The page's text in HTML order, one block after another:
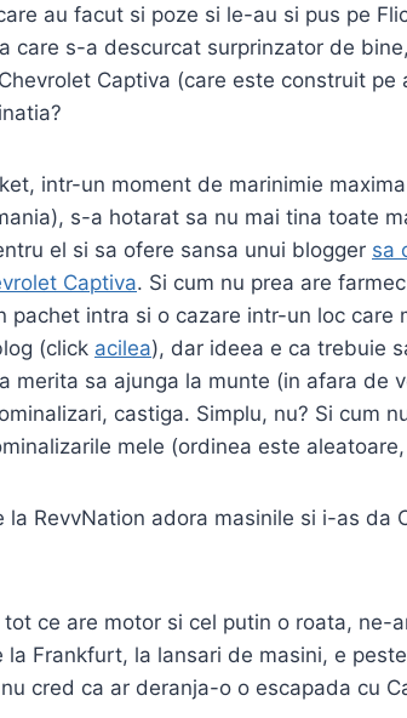
au facut si poze si le-au si pus pe
care s-a descurcat surprinzator de
Captiva (care este construit pe
intr-un moment de marinimie
s-a hotarat sa nu mai tina toate
el si sa ofere sansa unui blogger sa
Captiva. Si cum nu prea are
pachet intra si o cazare intr-un loc care
(click acilea), dar ideea e ca trebuie
merita sa ajunga la munte (in afara de
castiga. Simplu, nu? Si cum
mele (ordinea este
la RevvNation adora masinile si i-as da
tot ce are motor si cel putin o roata, ne-
la Frankfurt, la lansari de masini, e
cred ca ar deranja-o o escapada cu